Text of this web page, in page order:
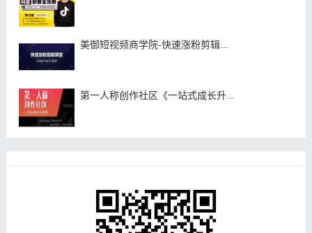
美御短视频商学院-快速涨粉剪辑...
第一人称创作社区《一站式成长升...